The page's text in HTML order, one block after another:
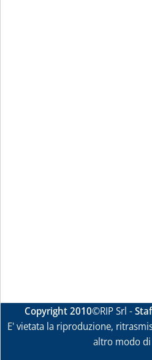
Copyright 2010©RIP Srl -
E' vietata la riproduzione,
altro modo di